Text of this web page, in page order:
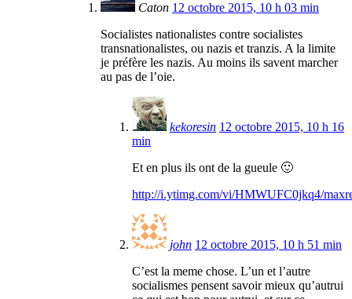
Caton 12 octobre 2015, 10 h 03 min
Socialistes nationalistes contre socialistes
transnationalistes, ou nazis et tranzis. A la limite
je préfère les nazis. Au moins ils savent marcher
au pas de l’oie.
kekoresin 12 octobre 2015, 10 h 16
min
Et en plus ils ont de la gueule 🙂
http://i.ytimg.com/vi/HMWUFC0jkq4/
john 12 octobre 2015, 10 h 51 min
C’est la meme chose. L’un et l’autre
socialismes pensent savoir mieux qu’autrui